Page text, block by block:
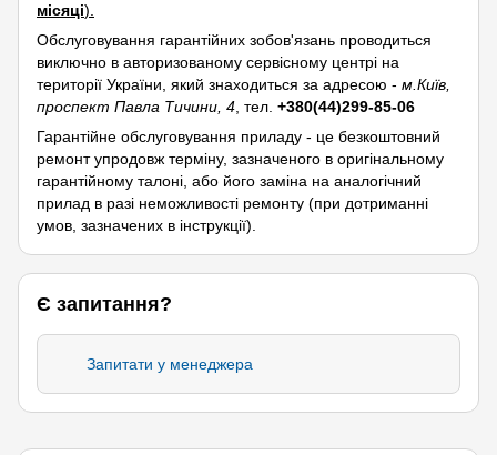
місяці).
Обслуговування гарантійних зобов'язань проводиться
виключно в авторизованому сервісному центрі на
території України, який знаходиться за адресою - м.Київ,
проспект Павла Тичини, 4 , тел. +380(44)299-85-06
Гарантійне обслуговування приладу - це безкоштовний
ремонт упродовж терміну, зазначеного в оригінальному
гарантійному талоні, або його заміна на аналогічний
прилад в разі неможливості ремонту (при дотриманні
умов, зазначених в інструкції).
Є запитання?
Запитати у менеджера